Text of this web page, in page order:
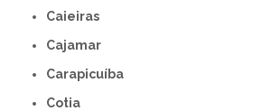
Caieiras
Cajamar
Carapicuíba
Cotia